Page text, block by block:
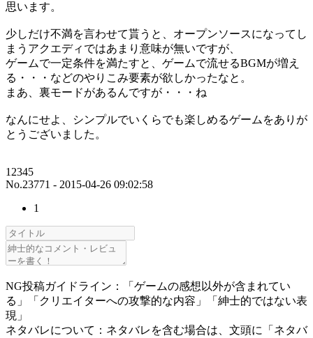
思います。
少しだけ不満を言わせて貰うと、オープンソースになってし
まうアクエディではあまり意味が無いですが、
ゲームで一定条件を満たすと、ゲームで流せるBGMが増え
る・・・などのやりこみ要素が欲しかったなと。
まあ、裏モードがあるんですが・・・ね
なんにせよ、シンプルでいくらでも楽しめるゲームをありが
とうございました。
12345
No.23771 - 2015-04-26 09:02:58
1
NG投稿ガイドライン：「ゲームの感想以外が含まれてい
る」「クリエイターへの攻撃的な内容」「紳士的ではない表
現」
ネタバレについて：ネタバレを含む場合は、文頭に「ネタバ